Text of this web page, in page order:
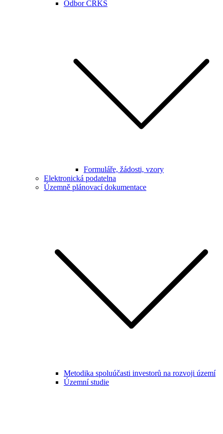
Odbor CRKS
Formuláře, žádosti, vzory
Elektronická podatelna
Územně plánovací dokumentace
Metodika spoluúčasti investorů na rozvoji území
Územní studie